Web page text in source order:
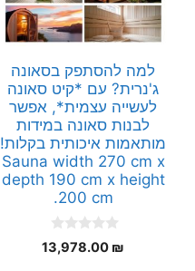
למה להסתפק בסאונה
ג'נרית? עם *קיט סאונה
לעשייה עצמית*, אפשר
לבנות סאונה במידות
מותאמות איכותית בקלות!
Sauna width 270 cm x
depth 190 cm x height
200 cm.
0
o
13,978.00 ₪